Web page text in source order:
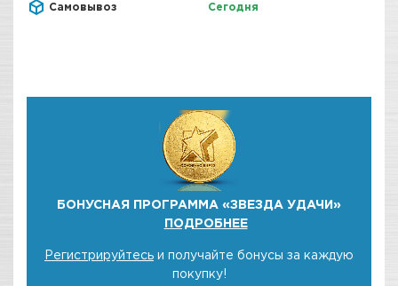
Самовывоз Сегодня
БОНУСНАЯ ПРОГРАММА «ЗВЕЗДА УДАЧИ»
ПОДРОБНЕЕ
Регистрируйтесь и получайте бонусы за каждую
покупку!